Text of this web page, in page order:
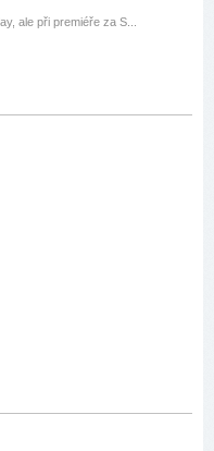
ale při premiéře za S...